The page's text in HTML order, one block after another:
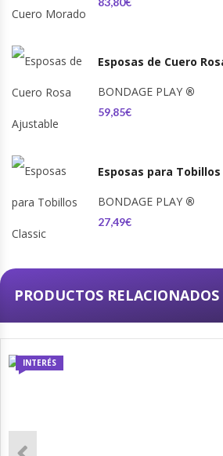
Esposas de Cuero
BONDAGE PLAY ®
59,85€
Esposas para Tobillos
BONDAGE PLAY ®
27,49€
PRODUCTOS RELACIONADOS
INTERÉS